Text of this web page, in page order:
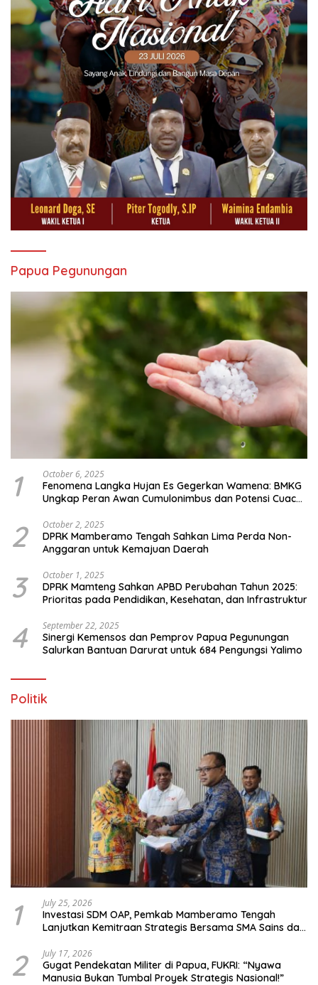
Papua Pegunungan
1 October 6, 2025
Fenomena Langka Hujan Es Gegerkan Wamena: BMKG
Ungkap Peran Awan Cumulonimbus dan Potensi Cuaca
2 October 2, 2025
DPRK Mamberamo Tengah Sahkan Lima Perda Non-
Anggaran untuk Kemajuan Daerah
3 October 1, 2025
DPRK Mamteng Sahkan APBD Perubahan Tahun 2025:
Prioritas pada Pendidikan, Kesehatan, dan Infrastruktur
4 September 22, 2025
Sinergi Kemensos dan Pemprov Papua Pegunungan
Salurkan Bantuan Darurat untuk 684 Pengungsi Yalimo
Politik
1 July 25, 2026
Investasi SDM OAP, Pemkab Mamberamo Tengah
Lanjutkan Kemitraan Strategis Bersama SMA Sains dan
2 July 17, 2026
Gugat Pendekatan Militer di Papua, FUKRI: “Nyawa
Manusia Bukan Tumbal Proyek Strategis Nasional!”